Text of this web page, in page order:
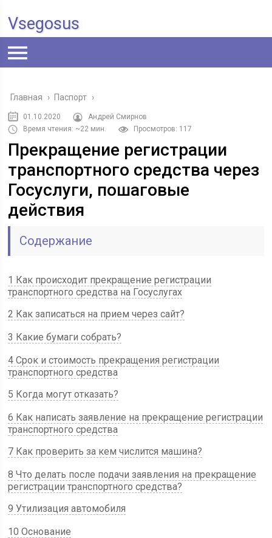
Vsegosus
Главная › Паспорт ›
01.10.2020
Андрей Смирнов
Время чтения: ~22 мин.
Просмотров: 117
Прекращение регистрации
транспортного средства через
Госуслуги, пошаговые
действия
Содержание
1 Как происходит прекращение регистрации
транспортного средства на Госуслугах
2 Как записаться на прием через сайт?
3 Какие бумаги собрать?
4 Срок и стоимость прекращения регистрации
транспортного средства
5 Когда могут отказать?
6 Как написать заявление на прекращение регистрации
транспортного средства
7 Как проверить за кем числится машина?
8 Что делать после подачи заявления на прекращение
регистрации транспортного средства?
9 Утилизация автомобиля
10 Основание